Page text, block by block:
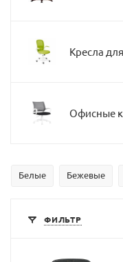
Кресла
Офисные
Белые Бежевые
ФИЛЬТР